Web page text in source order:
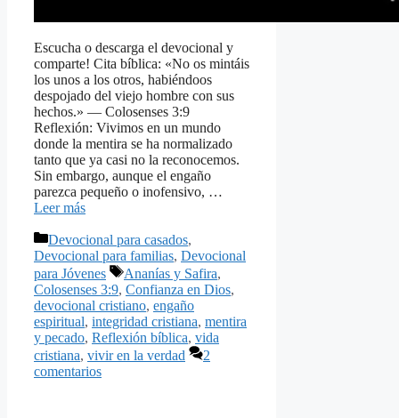
Escucha o descarga el devocional y
comparte! Cita bíblica: «No os mintáis
los unos a los otros, habiéndoos
despojado del viejo hombre con sus
hechos.» — Colosenses 3:9
Reflexión: Vivimos en un mundo
donde la mentira se ha normalizado
tanto que ya casi no la reconocemos.
Sin embargo, aunque el engaño
parezca pequeño o inofensivo, …
Leer más
Categorías
Devocional para casados,
Devocional para familias, Devocional
para Jóvenes
Etiquetas
Ananías y Safira,
Colosenses 3:9, Confianza en Dios,
devocional cristiano, engaño
espiritual, integridad cristiana, mentira
y pecado, Reflexión bíblica, vida
cristiana, vivir en la verdad
2
comentarios